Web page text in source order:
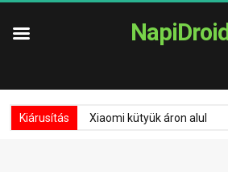
NapiDroid
Kiárusítás Xiaomi kütyük áron alul